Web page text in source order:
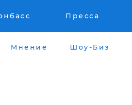
Пресса
Мнение Шоу-Биз